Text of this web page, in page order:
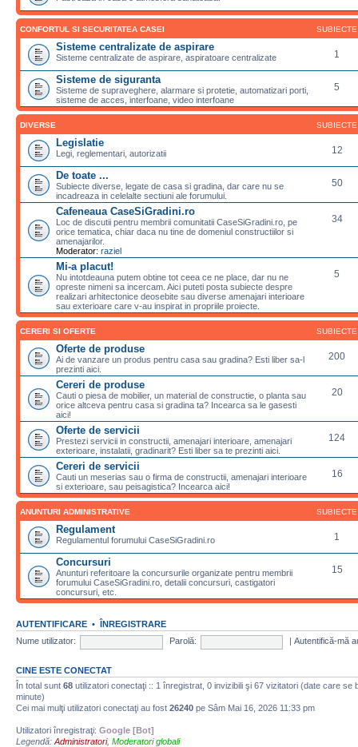
CONFORTUL SI SECURITATEA CASEI SUBIECTE
Sisteme centralizate de aspirare
Sisteme centralizate de aspirare, aspiratoare centralizate 1
Sisteme de siguranta
Sisteme de supraveghere, alarmare si protetie, automatizari porti,
sisteme de acces, interfoane, video interfoane
5
DIVERSE SUBIECTE
Legislatie
Legi, reglementari, autorizatii 12
De toate ...
Subiecte diverse, legate de casa si gradina, dar care nu se
incadreaza in celelalte sectiuni ale forumului.
50
Cafeneaua CaseSiGradini.ro
Loc de discutii pentru membrii comunitatii CaseSiGradini.ro, pe
orice tematica, chiar daca nu tine de domeniul constructiilor si
amenajarilor.
Moderator: raziel
34
Mi-a placut!
Nu intotdeauna putem obtine tot ceea ce ne place, dar nu ne
opreste nimeni sa incercam. Aici puteti posta subiecte despre
realizari arhitectonice deosebite sau diverse amenajari interioare
sau exterioare care v-au inspirat in propriile proiecte.
5
CERERI SI OFERTE SUBIECTE
Oferte de produse
Ai de vanzare un produs pentru casa sau gradina? Esti liber sa-l
prezinti aici.
200
Cereri de produse
Cauti o piesa de mobilier, un material de constructie, o planta sau
orice altceva pentru casa si gradina ta? Incearca sa le gasesti
aici!
20
Oferte de servicii
Prestezi servicii in constructii, amenajari interioare, amenajari
exterioare, instalatii, gradinarit? Esti liber sa te prezinti aici.
124
Cereri de servicii
Cauti un meserias sau o firma de constructii, amenajari interioare
si exterioare, sau peisagistica? Incearca aici!
16
ANUNTURI ADMINISTRATIVE SUBIECTE
Regulament
Regulamentul forumului CaseSiGradini.ro 1
Concursuri
Anunturi referitoare la concursurile organizate pentru membrii
forumului CaseSiGradini.ro, detalii concursuri, castigatori
concursuri, etc.
15
AUTENTIFICARE • ÎNREGISTRARE
Nume utilizator:
Parolă: Autentifică-mă
CINE ESTE CONECTAT
În total sunt 68 utilizatori conectaţi :: 1 înregistrat, 0 invizibili şi 67 vizitatori (date care se
minute)
Cei mai mulţi utilizatori conectaţi au fost 26240 pe Sâm Mai 16, 2026 11:33 pm
Utilizatori înregistraţi: Google [Bot]
Legendă: Administratori, Moderatori globali